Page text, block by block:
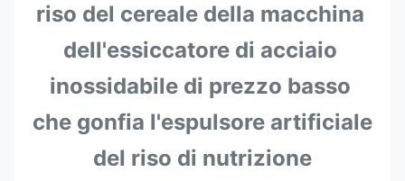
riso del cereale della macchina
dell'essiccatore di acciaio
inossidabile di prezzo basso
che gonfia l'espulsore artificiale
del riso di nutrizione